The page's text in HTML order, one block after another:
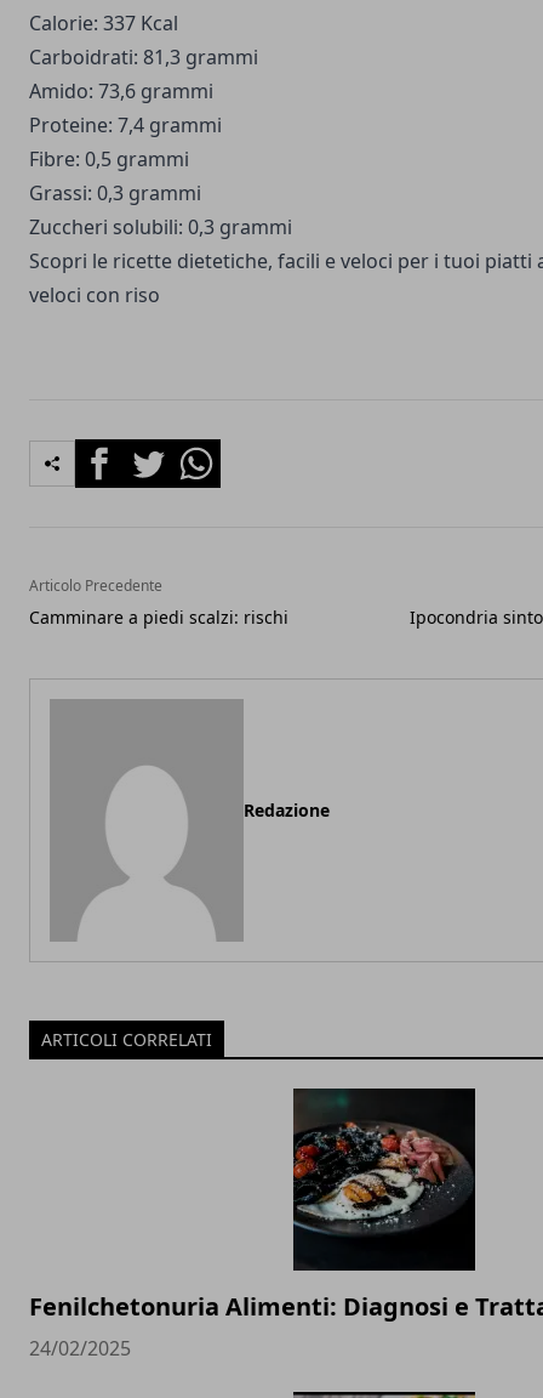
Calorie: 337 Kcal
Carboidrati: 81,3 grammi
Amido: 73,6 grammi
Proteine: 7,4 grammi
Fibre: 0,5 grammi
Grassi: 0,3 grammi
Zuccheri solubili: 0,3 grammi
Scopri le ricette dietetiche, facili e veloci per i tuoi piatti
veloci con riso
FacebookTwitterWhatsapp
Articolo Precedente
Camminare a piedi scalzi: rischi Ipocondria
Redazione
ARTICOLI CORRELATI
Fenilchetonuria Alimenti: Diagnosi e
24/02/2025